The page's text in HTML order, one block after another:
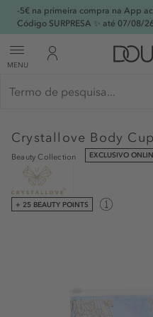
-5€ na primeira compra na App
Código SURPRESA ✨ até 07/08/
MENU
Crystallove Body
Beauty Collection EXCLUSIVO
+ 25 BEAUTY POINTS